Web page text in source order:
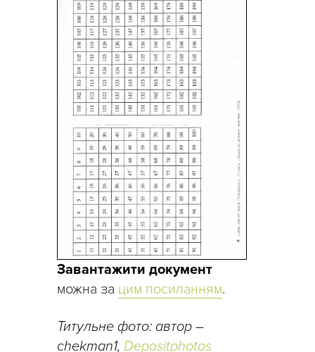
Завантажити документ
можна за цим посиланням.
Титульне фото: автор –
chekman1, Depositphotos